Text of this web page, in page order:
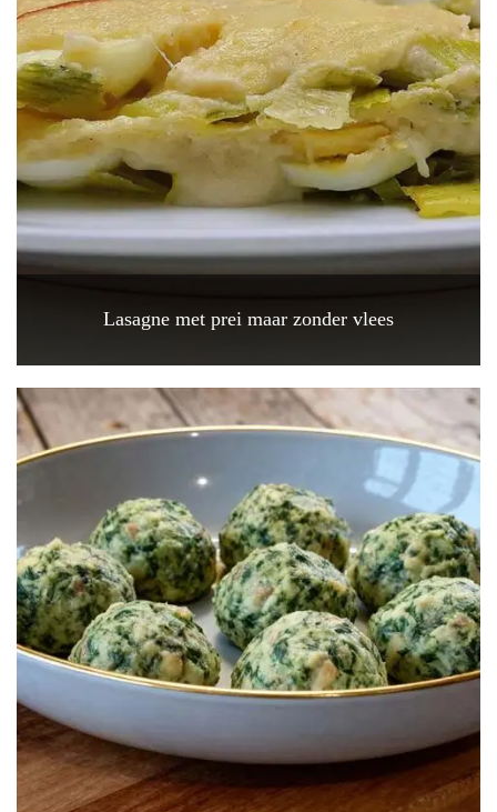
Lasagne met prei maar zonder vlees